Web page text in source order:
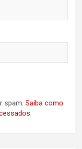
spam. Saiba como
.